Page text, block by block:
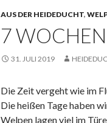
AUS DER HEIDEDUCHT,
7 WOCHEN
31. JULI 2019
Die Zeit vergeht wie im
Die heißen Tage haben
Welpen lagen viel im